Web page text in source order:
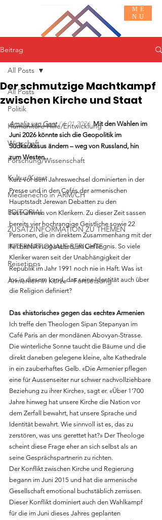
ME
NU
Beitrag
All Posts
Politik
Humanitäre Hilfe/Entwicklung
Wirtschaft
Forschung/Wissenschaft
Kultur/Kunst
Medienecho in ARM/CH
EDITORIAL
ZUSATZINFORMATION ZU THEMEN
INTERNATIONALE BERICHTE
Reisetipps
Armenien in Kürze - Fortsetzung
All Posts
Der schmutzige Machtkampf
zwischen Kirche und Staat
Amalia van Gent / 6.01.2026 Mit den Wahlen im
Juni 2026 könnte sich die Geopolitik im
Südkaukasus ändern – weg von Russland, hin
zum Westen.
Kurz vor dem Jahreswechsel dominierten in der
Presse und in den Cafés der armenischen
Hauptstadt Jerewan Debatten zu den
Festnahmen von Klerikern. Zu dieser Zeit sassen
bereits vier hochrangige Geistliche sowie 22
Personen, die in direktem Zusammenhang mit der
Kirchenführung stehen, im Gefängnis. So viele
Kleriker waren seit der Unabhängigkeit der
Republik im Jahr 1991 noch nie in Haft. Was ist
los in diesem Land, das seine Identität auch über
die Religion definiert?
Das «historische» gegen das «echte» Armenien
Ich treffe den Theologen Sipan Stepanyan im
Café Paris an der mondänen Abovyan-Strasse.
Die winterliche Sonne taucht die Bäume und die
direkt daneben gelegene kleine, alte Kathedrale
in ein zauberhaftes Gelb. «Die Armenier pflegen
eine für Aussenseiter nur schwer nachvollziehbare
Beziehung zu ihrer Kirche», sagt er. «Über 1’700
Jahre hinweg hat unsere Kirche die Nation vor
dem Zerfall bewahrt, hat unsere Sprache und
Identität bewahrt. Wie sinnvoll ist es, das zu
zerstören, was uns gerettet hat?» Der Theologe
scheint diese Frage eher an sich selbst als an
seine Gesprächspartnerin zu richten.
Der Konflikt zwischen Kirche und Regierung
begann im Juni 2015 und hat die armenische
Gesellschaft emotional buchstäblich zerrissen.
Dieser Konflikt dominiert auch den Wahlkampf
für die im Juni dieses Jahres geplanten